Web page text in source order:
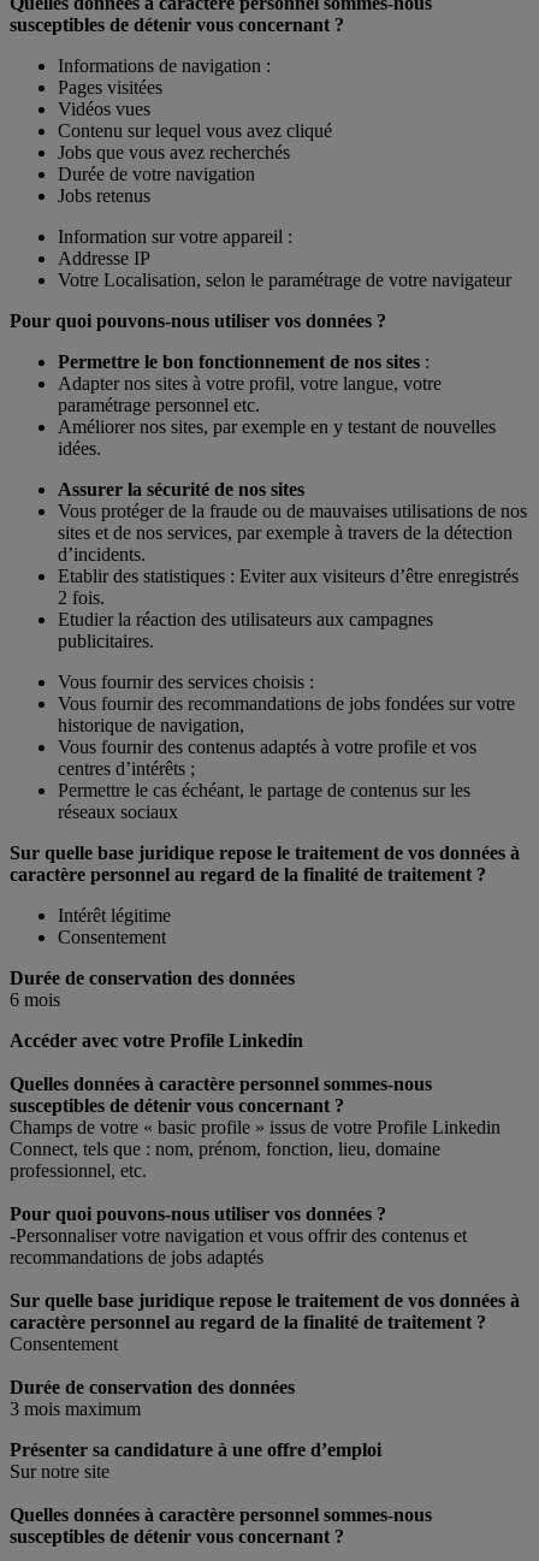
susceptibles de détenir vous concernant ?
Informations de navigation :
Pages visitées
Vidéos vues
Contenu sur lequel vous avez cliqué
Jobs que vous avez recherchés
Durée de votre navigation
Jobs retenus
Information sur votre appareil :
Addresse IP
Votre Localisation, selon le paramétrage de votre navigateur
Pour quoi pouvons-nous utiliser vos données ?
Permettre le bon fonctionnement de nos sites :
Adapter nos sites à votre profil, votre langue, votre
paramétrage personnel etc.
Améliorer nos sites, par exemple en y testant de nouvelles
idées.
Assurer la sécurité de nos sites
Vous protéger de la fraude ou de mauvaises utilisations de nos
sites et de nos services, par exemple à travers de la détection
d’incidents.
Etablir des statistiques : Eviter aux visiteurs d’être enregistrés
2 fois.
Etudier la réaction des utilisateurs aux campagnes
publicitaires.
Vous fournir des services choisis :
Vous fournir des recommandations de jobs fondées sur votre
historique de navigation,
Vous fournir des contenus adaptés à votre profile et vos
centres d’intérêts ;
Permettre le cas échéant, le partage de contenus sur les
réseaux sociaux
Sur quelle base juridique repose le traitement de vos données à
caractère personnel au regard de la finalité de traitement ?
Intérêt légitime
Consentement
Durée de conservation des données
6 mois
Accéder avec votre Profile Linkedin
Quelles données à caractère personnel sommes-nous
susceptibles de détenir vous concernant ?
Champs de votre « basic profile » issus de votre Profile Linkedin
Connect, tels que : nom, prénom, fonction, lieu, domaine
professionnel, etc.
Pour quoi pouvons-nous utiliser vos données ?
-Personnaliser votre navigation et vous offrir des contenus et
recommandations de jobs adaptés
Sur quelle base juridique repose le traitement de vos données à
caractère personnel au regard de la finalité de traitement ?
Consentement
Durée de conservation des données
3 mois maximum
Présenter sa candidature à une offre d’emploi
Sur notre site
Quelles données à caractère personnel sommes-nous
susceptibles de détenir vous concernant ?